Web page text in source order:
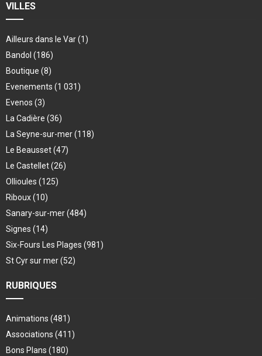
VILLES
Ailleurs dans le Var(1)
Bandol (186)
Boutique (8)
Evenements (1 031)
Evenos (3)
La Cadière (36)
La Seyne-sur-mer(118)
Le Beausset(47)
Le Castellet(26)
Ollioules (125)
Riboux(10)
Sanary-sur-mer(484)
Signes (14)
Six-Fours Les Plages (981)
St Cyr sur mer(52)
RUBRIQUES
Animations (481)
Associations (411)
Bons Plans (180)